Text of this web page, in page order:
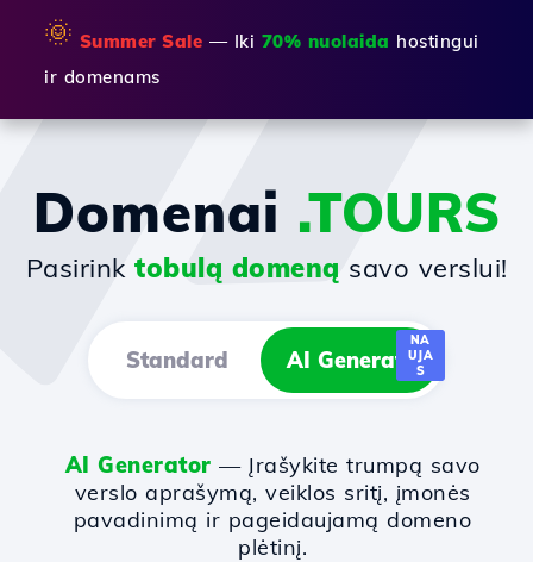
🌞 Summer Sale — Iki 70% nuolaida hostingui
ir domenams
Domenai .TOURS
Pasirink tobulą domeną savo verslui!
Standard AI Generator
NA
UJA
S
AI Generator — Įrašykite trumpą savo
verslo aprašymą, veiklos sritį, įmonės
pavadinimą ir pageidaujamą domeno
plėtinį.